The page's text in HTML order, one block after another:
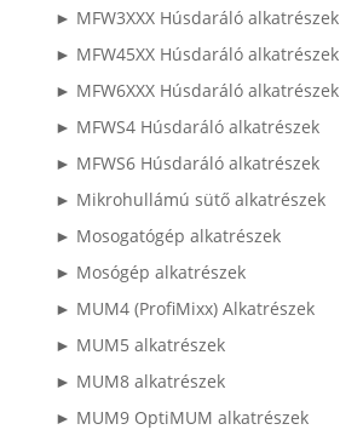
► MFW3XXX Húsdaráló alkatrészek
► MFW45XX Húsdaráló alkatrészek
► MFW6XXX Húsdaráló alkatrészek
► MFWS4 Húsdaráló alkatrészek
► MFWS6 Húsdaráló alkatrészek
► Mikrohullámú sütő alkatrészek
► Mosogatógép alkatrészek
► Mosógép alkatrészek
► MUM4 (ProfiMixx) Alkatrészek
► MUM5 alkatrészek
► MUM8 alkatrészek
► MUM9 OptiMUM alkatrészek